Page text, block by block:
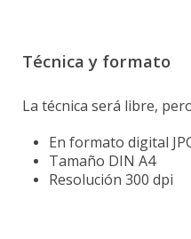
Técnica y formato
La técnica será libre,
En formato digital
Tamaño DIN A4
Resolución 300 dpi